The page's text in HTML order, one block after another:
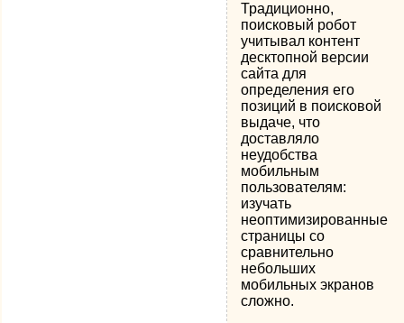
Традиционно,
поисковый робот
учитывал контент
десктопной версии
сайта для
определения его
позиций в поисковой
выдаче, что
доставляло
неудобства
мобильным
пользователям:
изучать
неоптимизированные
страницы со
сравнительно
небольших
мобильных экранов
сложно.